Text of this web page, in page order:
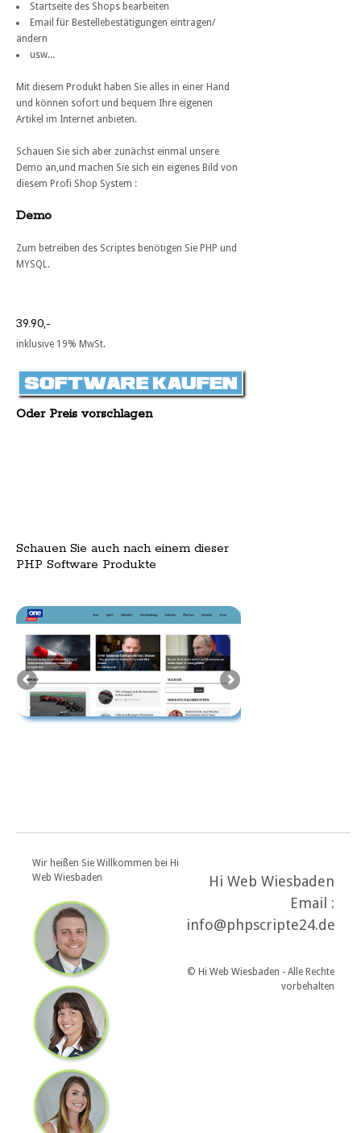
Startseite des Shops bearbeiten
Email für Bestellebestätigungen eintragen/
ändern
usw...
Mit diesem Produkt haben Sie alles in einer Hand
und können sofort und bequem Ihre eigenen
Artikel im Internet anbieten.
Schauen Sie sich aber zunächst einmal unsere
Demo an,und machen Sie sich ein eigenes Bild von
diesem Profi Shop System :
Demo
Zum betreiben des Scriptes benötigen Sie PHP und
MYSQL.
39.90,-
inklusive 19% MwSt.
Oder Preis vorschlagen
Schauen Sie auch nach einem dieser
PHP Software Produkte
Wir heißen Sie Willkommen bei Hi
Web Wiesbaden
Hi Web Wiesbaden
Email :
info@phpscripte24.de
© Hi Web Wiesbaden - Alle Rechte
vorbehalten